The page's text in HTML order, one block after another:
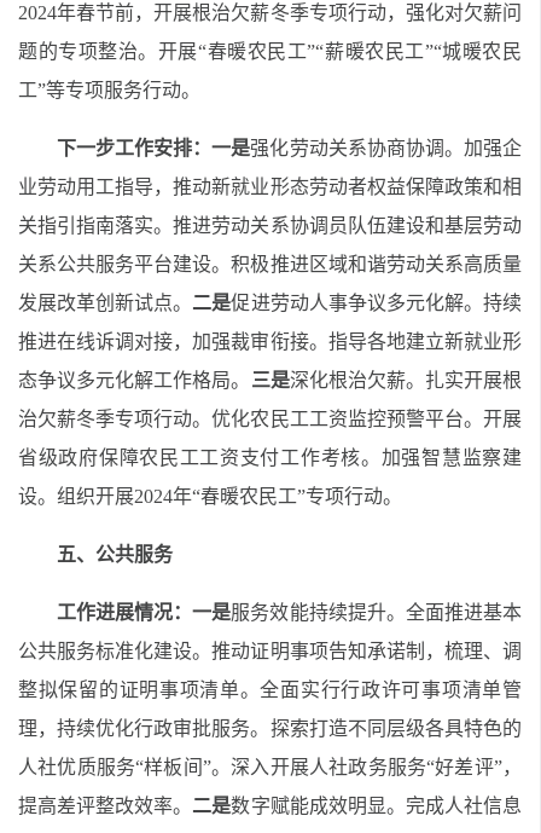
2024年春节前，开展根治欠薪冬季专项行动，强化对欠薪问
题的专项整治。 开展“春暖农民工”“薪暖农民工”“城暖农民
工”等专项服务行动。
下一步工作安排：一是强化劳动关系协商协调。加强企
业劳动用工指导，推动新就业形态劳动者权益保障政策和相
关指引指南落实。推进劳动关系协调员队伍建设和基层劳动
关系公共服务平台建设。积极推进区域和谐劳动关系高质量
发展改革创新试点。 二是促进劳动人事争议多元化解。 持续
推进在线诉调对接，加强裁审衔接。 指导各地建立新就业形
态争议多元化解工作格局。 三是深化根治欠薪。扎实开展根
治欠薪冬季专项行动。优化农民工工资监控预警平台。 开展
省级政府保障农民工工资支付工作考核。 加强智慧监察建
设。 组织开展2024年“春暖农民工”专项行动。
五、公共服务
工作进展情况：一是服务效能持续提升。全面推进基本
公共服务标准化建设。推动证明事项告知承诺制，梳理、调
整拟保留的证明事项清单。全面实行行政许可事项清单管
理，持续优化行政审批服务。探索打造不同层级各具特色的
人社优质服务“样板间”。深入开展人社政务服务“好差评”，
提高差评整改效率。 二是数字赋能成效明显。完成人社信息